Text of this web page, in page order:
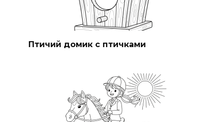
Птичий домик с птичками